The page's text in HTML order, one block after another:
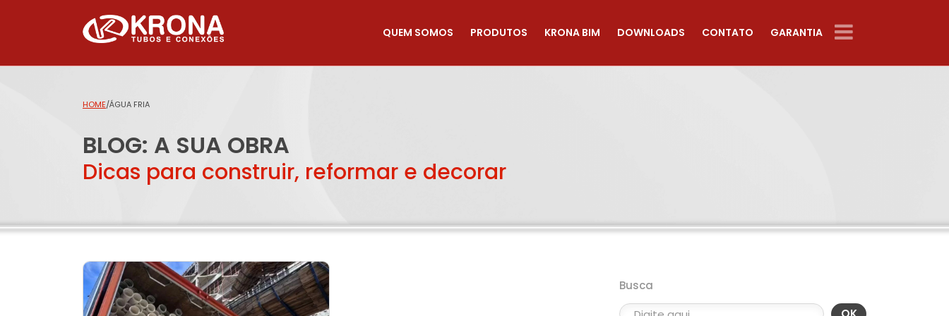
QUEM SOMOS PRODUTOS KRONA BIM DOWNLOADS CONTATO GARANTIA
HOME/ÁGUA FRIA
BLOG: A SUA OBRA
Dicas para construir, reformar e decorar
Busca